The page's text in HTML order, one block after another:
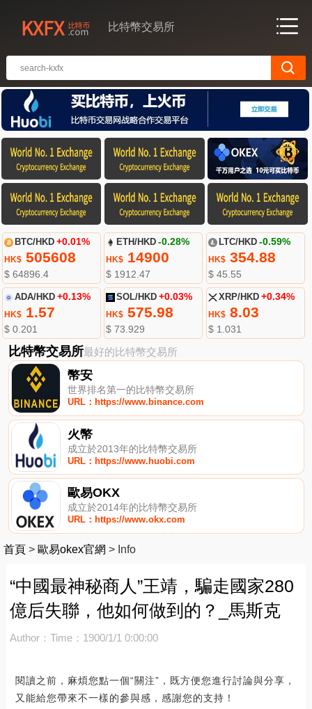
比特幣交易所
BTC/HKD +0.01%
HK$505608
$ 64896.4
ETH/HKD -0.28%
HK$ 14900
$ 1912.4
LTC/HKD -0.61%
HK$354.8
$ 45.54
ADA/HKD +0.02%
HK$1.57
$ 0.201
SOL/HKD +0.03%
HK$ 575.98
$ 73.929
XRP/HKD +0.34%
HK$8.03
$ 1.031
比特幣交易所最好的比特幣交易所
幣安
世界排名第一的比特幣交易所
URL：https://www.binance.com
火幣
成立於2013年的比特幣交易所
URL：https://www.huobi.com
歐易OKX
成立於2014年的比特幣交易所
URL：https://www.okx.com
首頁 > 歐易okex官網 > Info
“中國最神秘商人”王靖，騙走國家280
億后失聯，他如何做到的？_馬斯克
Author： Time：1900/1/1 0:00:00
閱讀之前，麻煩您點一個“關注”，既方便您進行討論與分享，
又能給您帶來不一樣的參與感，感謝您的支持！